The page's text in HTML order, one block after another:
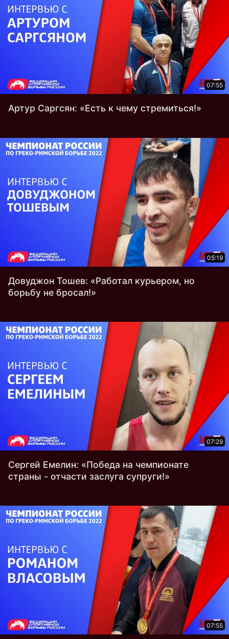
07:55
Артур Саргсян: «Eсть к чему стремиться!»
05:19
Довуджон Тошев: «Работал курьером, но
борьбу не бросал!»‎
07:29
Сергей Емелин: «Победа на чемпионате
страны - отчасти заслуга супруги!‎»‎
07:55